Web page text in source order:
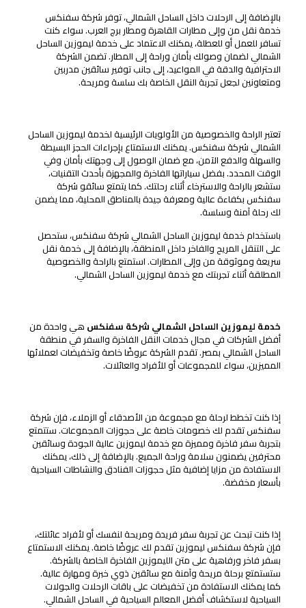
بالإضافة إلى الرحلات داخل الساحل الشمالي، توفر شركة سفنكس
خدمة نقل من وإلى مطارات القاهرة ومطار برج العرب. سواء كنت
تسافر للعمل أو للعطلة، يمكنك الاعتماد على خدمة ليموزين الساحل
الشمالي لضمان وصولك بأمان وراحة إلى المطار. تضمن الشركة
الاحترافية والدقة في المواعيد، إلى جانب توفير سائقين مدربين
ومتعاونين لجعل تجربة النقل الخاصة بك سلسة ومريحة.
تعتبر الراحة والخصوصية من الأولويات الرئيسية لخدمة ليموزين الساحل
الشمالي شركة سفنكس. يمكنك الاستمتاع بإجراءات الحجز البسيطة
والسهلة والدفع الآمن، مع ضمان الوصول إلى وجهتك بأمان وفي
الوقت المحدد. بفضل سياراتها الفاخرة والمجهزة بأحدث التقنيات،
ستشعر بالراحة والاسترخاء أثناء رحلتك. كما يتمتع سائقو شركة
سفنكس بكفاءة عالية ومعرفة جيدة بالمناطق المحلية، مما يضمن
لك رحلة آمنة وسلسة.
باستخدام خدمة ليموزين الساحل الشمالي شركة سفنكس، ستحصل
على التنقل المريح والفاخر داخل المنطقة، بالإضافة إلى خدمة نقل
سريعة وموثوقة من وإلى المطارات. استمتع بالراحة والخصوصية
المطلقة أثناء تجربتك مع خدمة ليموزين الساحل الشمالي.
خدمة ليموزين الساحل الشمالي شركة سفنكس هي واحدة من
أفضل الشركات في مجال خدمات النقل الفاخرة والسفر في منطقة
الساحل الشمالي بمصر. تقدم الشركة عروضًا خاصة وتخفيضات لعملائها
المميزين، سواء للمجموعات أو للأفراد والعائلات.
إذا كنت تخطط لرحلة مع مجموعة من الأصدقاء أو الزملاء، فإن شركة
سفنكس تقدم لك خصومات خاصة على حجوزات المجموعات. ستتمتع
بتجربة سفر فاخرة ومميزة مع خدمة ليموزين عالية الجودة وسائقين
محترفين يضمنون سلامة وراحة الجميع. بالإضافة إلى ذلك، يمكنك
الاستفادة من مزايا إضافية مثل حجوزات الفنادق والنشاطات السياحية
بأسعار مخفضة.
إذا كنت تبحث عن تجربة سفر فريدة ومريحة لنفسك أو لأفراد عائلتك،
فإن شركة سفنكس ليموزين تقدم لك عروضًا خاصة. يمكنك الاستمتاع
بسفر فاخر ورفاهية على متن الليموزين الفاخرة الخاصة بالشركة.
ستستمتع برحلة مريحة وآمنة مع سائقين ذوي خبرة ومهارة عالية.
كما يمكنك الاستفادة من تخفيضات على باقات الرحلات والجولات
السياحية لاستكشاف أفضل المعالم السياحية في الساحل الشمالي.